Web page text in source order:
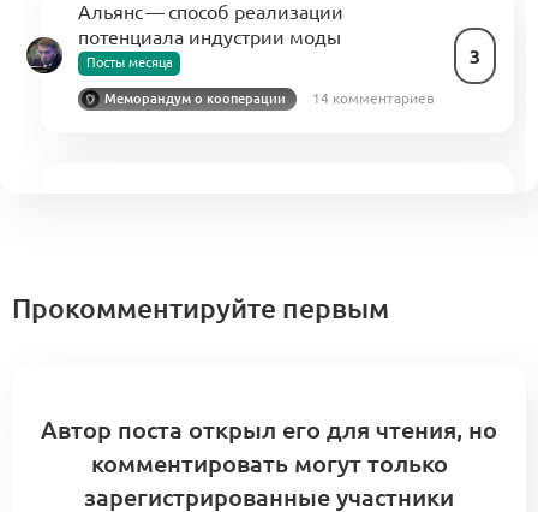
Альянс — способ реализации
потенциала индустрии моды
Посты месяца 3
Меморандум о кооперации 14 комментариев
Конструирование Альянса 1
0 комментариев
Прокомментируйте первым
Автор поста открыл его для чтения, но
комментировать могут только
зарегистрированные участники